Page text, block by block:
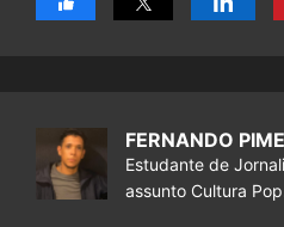
FERNANDO
Estudante de
assunto Cultura